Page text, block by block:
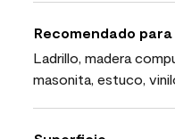
Recomendado para
Ladrillo, madera
masonita, estuco,